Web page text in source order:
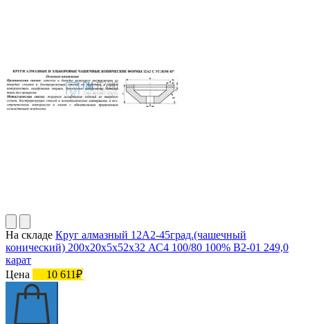
На складе Круг алмазный 12А2-45град.(чашечный
конический) 200х20х5х52х32 АС4 100/80 100% В2-01 249,0
карат
Цена
10 611₽